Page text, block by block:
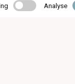
Analyse Analyse